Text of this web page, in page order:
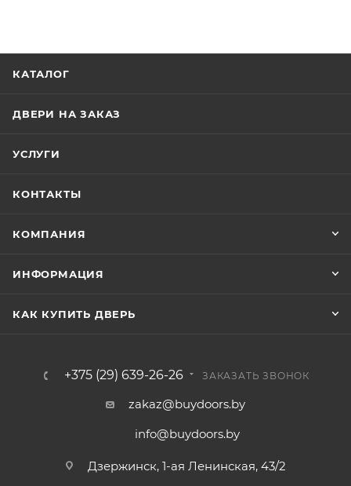
КАТАЛОГ
ДВЕРИ НА ЗАКАЗ
УСЛУГИ
КОНТАКТЫ
КОМПАНИЯ
ИНФОРМАЦИЯ
КАК КУПИТЬ ДВЕРЬ
+375 (29) 639-26-26 ЗАКАЗАТЬ ЗВОНОК
zakaz@buydoors.by
info@buydoors.by
Дзержинск, 1-ая Ленинская, 43/2